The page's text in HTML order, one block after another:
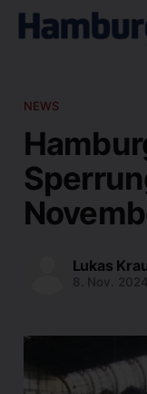
NEWS
Lukas
8. Nov. 2024